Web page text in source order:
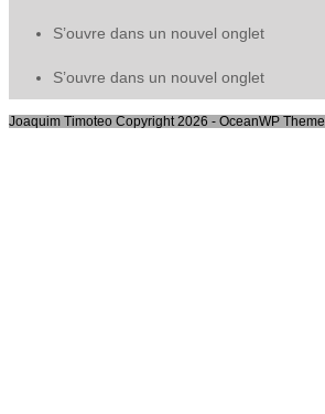
S’ouvre dans un nouvel onglet
S’ouvre dans un nouvel onglet
Joaquim Timoteo Copyright 2026 - OceanWP Theme